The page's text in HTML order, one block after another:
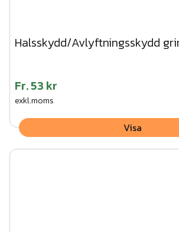
Halsskydd/Avlyftningsskydd
Fr.53 kr
exkl.moms
Visa